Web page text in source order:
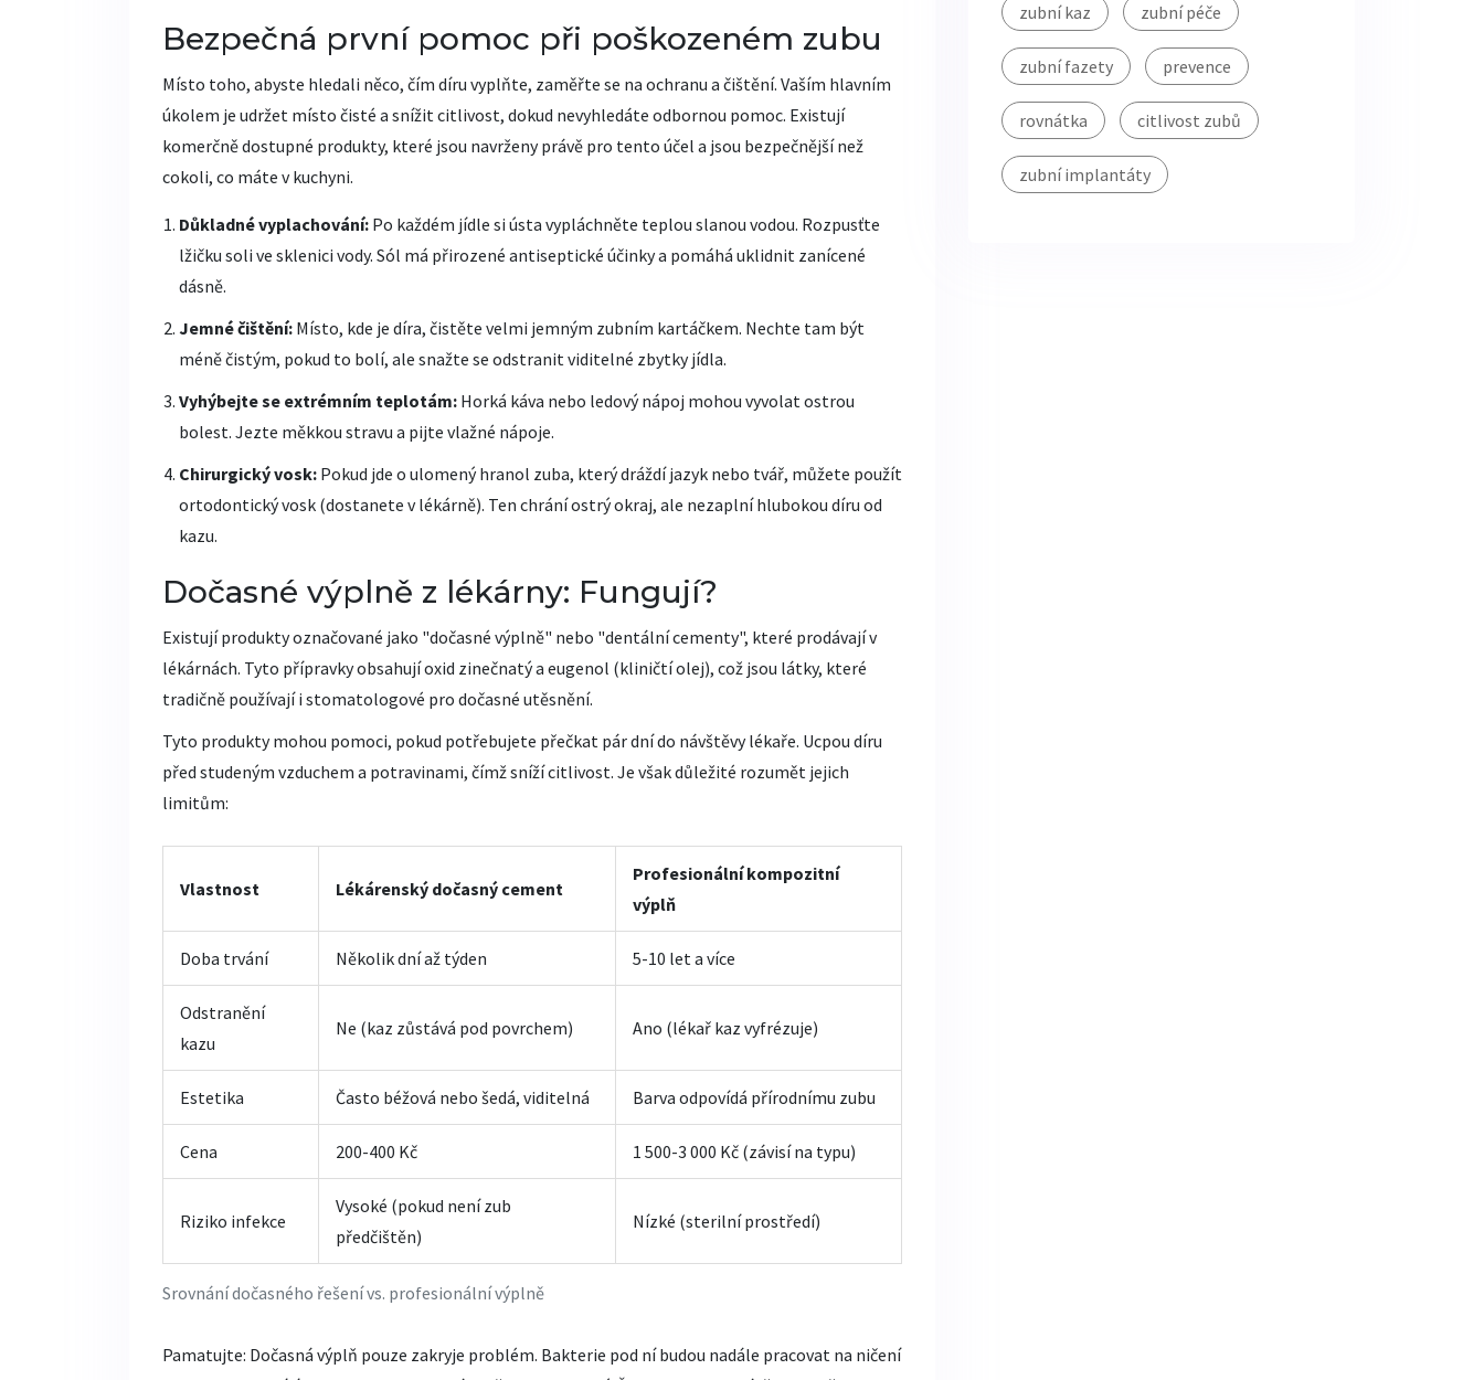
Bezpečná první pomoc při poškozeném zubu
Místo toho, abyste hledali něco, čím díru vyplňte, zaměřte se na ochranu a čištění. Vaším hlavním
úkolem je udržet místo čisté a snížit citlivost, dokud nevyhledáte odbornou pomoc. Existují
komerčně dostupné produkty, které jsou navrženy právě pro tento účel a jsou bezpečnější než
cokoli, co máte v kuchyni.
Důkladné vyplachování: Po každém jídle si ústa vypláchněte teplou slanou vodou. Rozpusťte
lžičku soli ve sklenici vody. Sól má přirozené antiseptické účinky a pomáhá uklidnit zanícené
dásně.
Jemné čištění: Místo, kde je díra, čistěte velmi jemným zubním kartáčkem. Nechte tam být
méně čistým, pokud to bolí, ale snažte se odstranit viditelné zbytky jídla.
Vyhýbejte se extrémním teplotám: Horká káva nebo ledový nápoj mohou vyvolat ostrou
bolest. Jezte měkkou stravu a pijte vlažné nápoje.
Chirurgický vosk: Pokud jde o ulomený hranol zuba, který dráždí jazyk nebo tvář, můžete použít
ortodontický vosk (dostanete v lékárně). Ten chrání ostrý okraj, ale nezaplní hlubokou díru od
kazu.
Dočasné výplně z lékárny: Fungují?
Existují produkty označované jako "dočasné výplně" nebo "dentální cementy", které prodávají v
lékárnách. Tyto přípravky obsahují oxid zinečnatý a eugenol (kliničtí olej), což jsou látky, které
tradičně používají i stomatologové pro dočasné utěsnění.
Tyto produkty mohou pomoci, pokud potřebujete přečkat pár dní do návštěvy lékaře. Ucpou díru
před studeným vzduchem a potravinami, čímž sníží citlivost. Je však důležité rozumět jejich
limitům:
Srovnání dočasného řešení vs. profesionální výplně
Vlastnost Lékárenský dočasný cement
Profesionální kompozitní
výplň
Doba trvání Několik dní až týden 5-10 let a více
Odstranění
kazu
Ne (kaz zůstává pod povrchem) Ano (lékař kaz vyfrézuje)
Estetika Často béžová nebo šedá, viditelná Barva odpovídá přírodnímu zubu
Cena 200-400 Kč 1 500-3 000 Kč (závisí na typu)
Riziko infekce
Vysoké (pokud není zub
předčištěn)
Nízké (sterilní prostředí)
Pamatujte: Dočasná výplň pouze zakryje problém. Bakterie pod ní budou nadále pracovat na ničení
zubní kaz zubní péče
zubní fazety prevence
rovnátka citlivost zubů
zubní implantáty